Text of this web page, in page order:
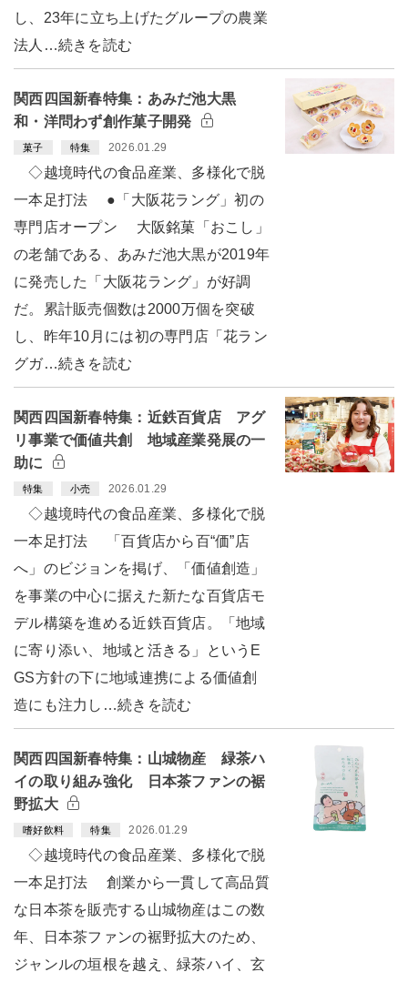
し、23年に立ち上げたグループの農業
法人…続きを読む
関西四国新春特集：あみだ池大黒
和・洋問わず創作菓子開発
菓子 特集 2026.01.29
◇越境時代の食品産業、多様化で脱
一本足打法 ●「大阪花ラング」初の
専門店オープン 大阪銘菓「おこし」
の老舗である、あみだ池大黒が2019年
に発売した「大阪花ラング」が好調
だ。累計販売個数は2000万個を突破
し、昨年10月には初の専門店「花ラン
グガ…続きを読む
関西四国新春特集：近鉄百貨店 アグ
リ事業で価値共創 地域産業発展の一
助に
特集 小売 2026.01.29
◇越境時代の食品産業、多様化で脱
一本足打法 「百貨店から百“価”店
へ」のビジョンを掲げ、「価値創造」
を事業の中心に据えた新たな百貨店モ
デル構築を進める近鉄百貨店。「地域
に寄り添い、地域と活きる」というE
GS方針の下に地域連携による価値創
造にも注力し…続きを読む
関西四国新春特集：山城物産 緑茶ハ
イの取り組み強化 日本茶ファンの裾
野拡大
嗜好飲料 特集 2026.01.29
◇越境時代の食品産業、多様化で脱
一本足打法 創業から一貫して高品質
な日本茶を販売する山城物産はこの数
年、日本茶ファンの裾野拡大のため、
ジャンルの垣根を越え、緑茶ハイ、玄